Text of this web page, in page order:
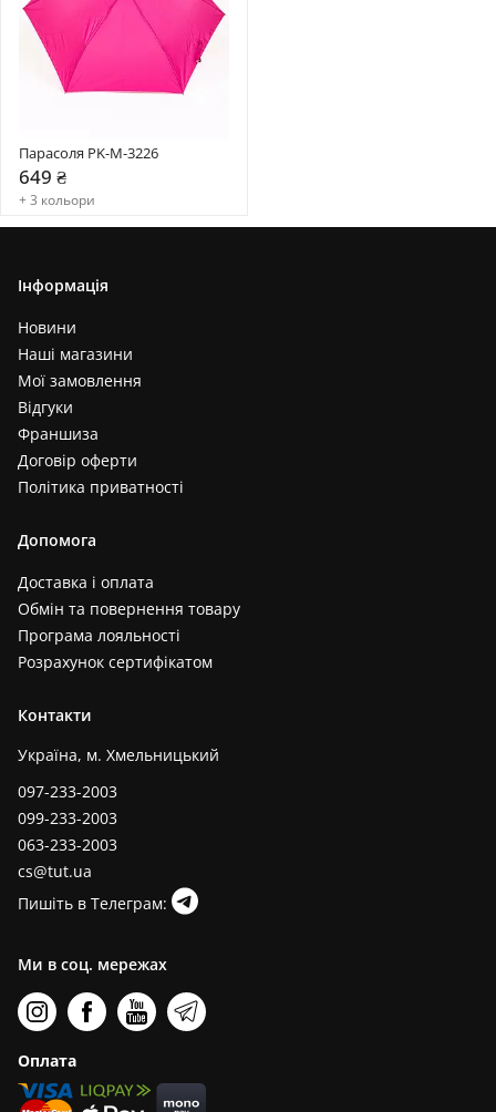
Парасоля PK-M-3226
649 ₴
+ 3 кольори
Інформація
Новини
Наші магазини
Мої замовлення
Відгуки
Франшиза
Договір оферти
Політика приватності
Допомога
Доставка і оплата
Обмін та повернення товару
Програма лояльності
Розрахунок сертифікатом
Контакти
Україна, м. Хмельницький
097-233-2003
099-233-2003
063-233-2003
cs@tut.ua
Пишіть в Телеграм:
Ми в соц. мережах
Оплата